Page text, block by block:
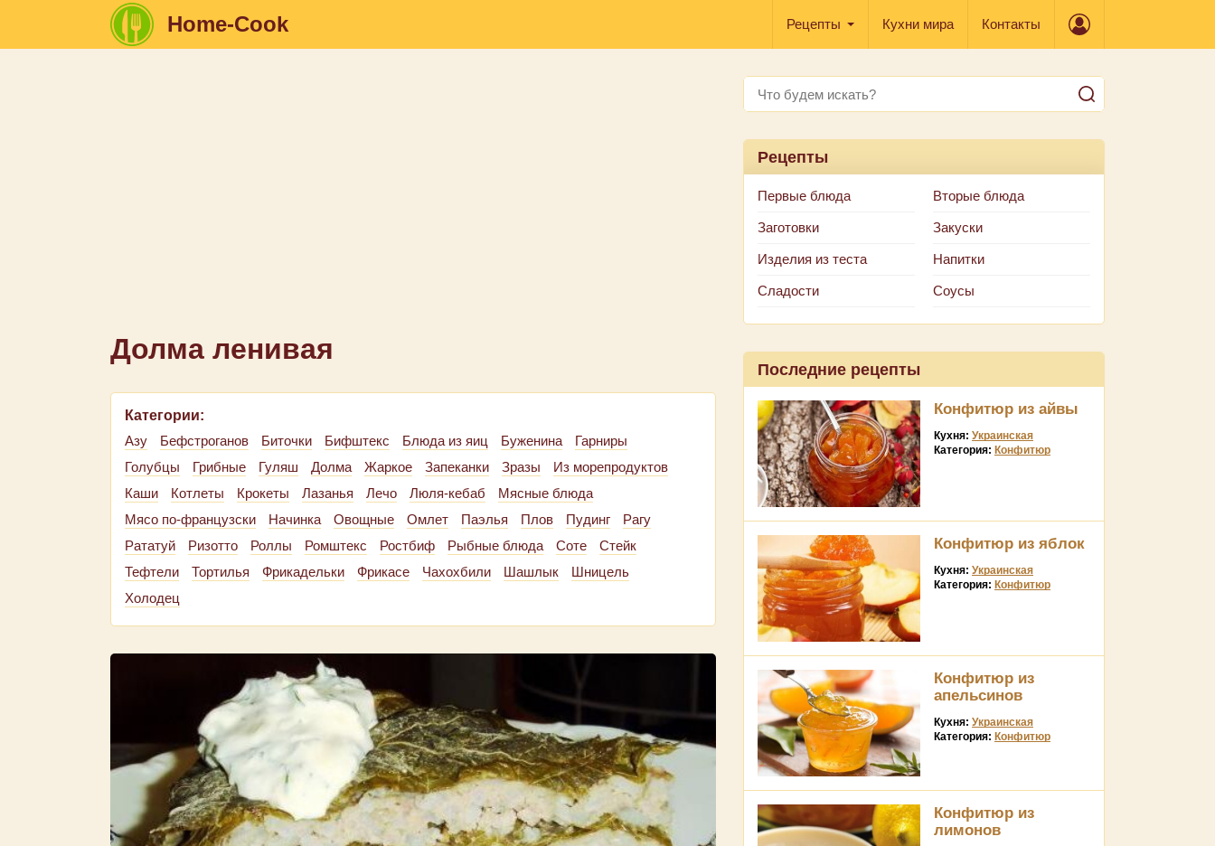
Home-Cook Рецепты Кухни мира Контакты
Долма ленивая
Категории:
Азу
Бефстроганов Биточки Бифштекс Блюда из яиц Буженина
Гарниры
Голубцы
Грибные Гуляш Долма Жаркое Запеканки Зразы
Из морепродуктов
Каши
Котлеты Крокеты Лазанья Лечо Люля-кебаб
Мясные блюда
Мясо по-французски
Начинка Овощные Омлет Паэлья Плов Пудинг
Рагу
Рататуй
Ризотто Роллы Ромштекс Ростбиф Рыбные блюда Соте
Стейк
Тефтели
Тортилья Фрикадельки Фрикасе Чахохбили Шашлык
Шницель
Холодец
Рецепты
Первые блюда Вторые блюда
Заготовки Закуски
Изделия из теста Напитки
Сладости Соусы
Последние рецепты
Конфитюр из айвы
Кухня: Украинская
Категория: Конфитюр
Конфитюр из яблок
Кухня: Украинская
Категория: Конфитюр
Конфитюр из
апельсинов
Кухня: Украинская
Категория: Конфитюр
Конфитюр из
лимонов